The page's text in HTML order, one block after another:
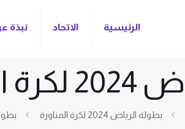
الرئيسية الاتحاد نبذة
16 سنة
بطولة الرياض 2024 لكرة المناورة بطولة